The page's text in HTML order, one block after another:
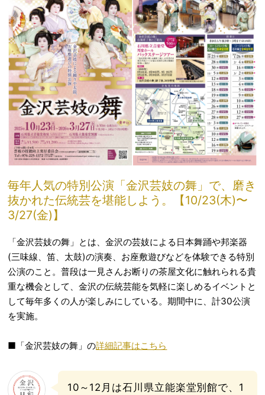
毎年人気の特別公演「金沢芸妓の舞」で、磨き
抜かれた伝統芸を堪能しよう。【10/23(木)〜
3/27(金)】
「金沢芸妓の舞」とは、金沢の芸妓による日本舞踊や邦楽器
(三味線、笛、太鼓)の演奏、お座敷遊びなどを体験できる特別
公演のこと。普段は一見さんお断りの茶屋文化に触れられる貴
重な機会として、金沢の伝統芸能を気軽に楽しめるイベントと
して毎年多くの人が楽しみにしている。期間中に、計30公演
を実施。
■「金沢芸妓の舞」の詳細記事はこちら
10～12月は石川県立能楽堂別館で、1